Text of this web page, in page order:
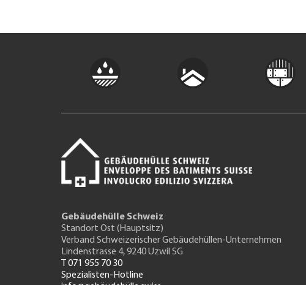
Gebäudehülle Schweiz
Standort Ost (Hauptsitz)
Verband Schweizerischer Gebäudehüllen-Unternehmen
Lindenstrasse 4, 9240 Uzwil SG
T 071 955 70 30
Spezialisten-Hotline